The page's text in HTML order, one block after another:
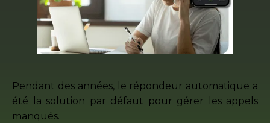
Pendant des années, le répondeur automatique a
été la solution par défaut pour gérer les appels
manqués.